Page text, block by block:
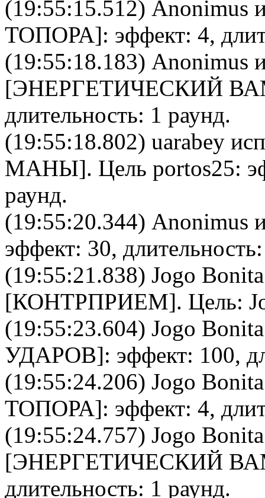
(19:55:15.512) Anonimus
ТОПОРА]: эффект: 4,
(19:55:18.183) Anonimus
[ЭНЕРГЕТИЧЕСКИЙ
длительность: 1 раунд.
(19:55:18.802) uarabey
МАНЫ]. Цель portos25:
раунд.
(19:55:20.344) Anonimus
эффект: 30,
(19:55:21.838) Jogo Bonita
[КОНТРПРИЕМ]. Цель:
(19:55:23.604) Jogo Bonita
УДАРОВ]: эффект: 100,
(19:55:24.206) Jogo Bonita
ТОПОРА]: эффект: 4,
(19:55:24.757) Jogo Bonita
[ЭНЕРГЕТИЧЕСКИЙ
длительность: 1 раунд.